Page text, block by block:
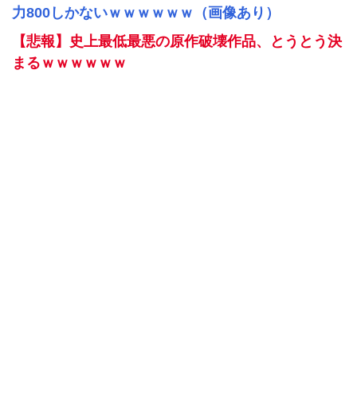
力800しかないｗｗｗｗｗｗ（画像あり）
【悲報】史上最低最悪の原作破壊作品、とうとう決
まるｗｗｗｗｗｗ